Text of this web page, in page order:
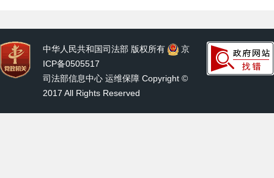
中华人民共和国司法部 版权所有
京
ICP备0505517
司法部信息中心 运维保障 Copyright ©
2017 All Rights Reserved